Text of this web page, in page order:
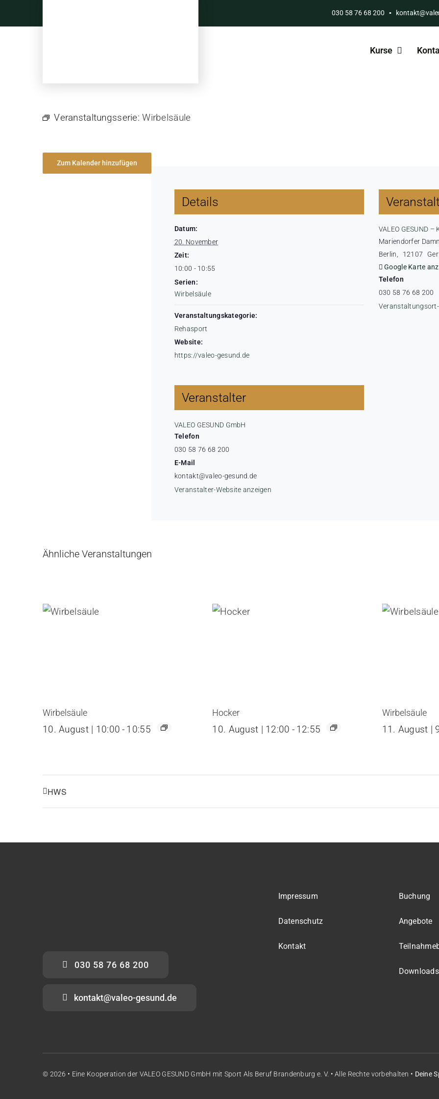
030 58 76 68 200 ▪
Kurse
Veranstaltungsserie:Wirbelsäule
Zum Kalender hinzufügen
Details
Datum:
20. November
Zeit:
10:00 - 10:55
Serien:
Wirbelsäule
Veranstaltungskategorie:
Rehasport
Website:
https://valeo-gesund.de
Veranstalter
VALEO GESUND GmbH
Telefon
030 58 76 68 200
E-Mail
kontakt@valeo-gesund.de
Veranstalter-Website anzeigen
VALEO GESUND –
Mariendorfer
Berlin
12107
Google Karte
Telefon
030 58 76 68 200
Ähnliche Veranstaltungen
Wirbelsäule
10. August | 10:00 - 10:55
Hocker
10. August | 12:00 - 12:55
Wirbelsäule
11. August |
HWS
030 58 76 68 200
kontakt@valeo-gesund.de
Impressum
Datenschutz
Kontakt
Buchung
Angebote
Downloads
© 2026 • Eine Kooperation der VALEO GESUND GmbH mit Sport Als Beruf Brandenburg e. V. • Alle Rechte vorbehalten • Deine